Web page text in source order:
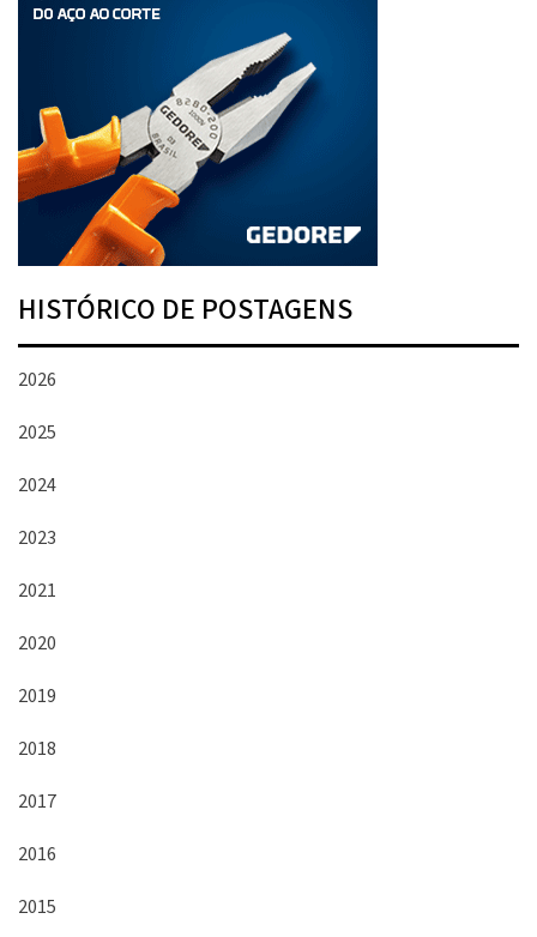
HISTÓRICO DE POSTAGENS
2026
2025
2024
2023
2021
2020
2019
2018
2017
2016
2015